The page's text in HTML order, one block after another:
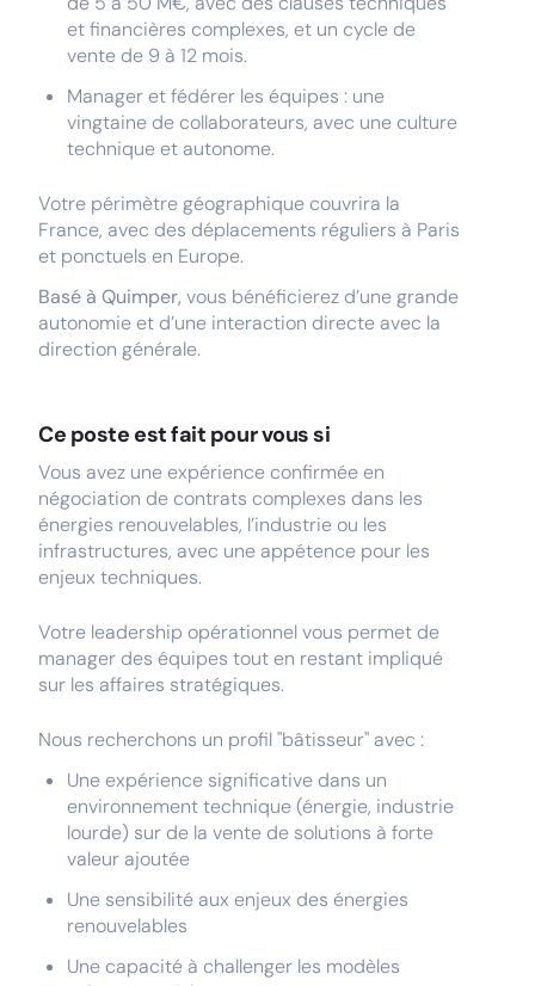
et financières complexes, et un cycle de
vente de 9 à 12 mois.
Manager et fédérer les équipes : une
vingtaine de collaborateurs, avec une culture
technique et autonome.
Votre périmètre géographique couvrira la
France, avec des déplacements réguliers à Paris
et ponctuels en Europe.
Basé à Quimper, vous bénéficierez d’une grande
autonomie et d’une interaction directe avec la
direction générale.
Ce poste est fait pour vous si
Vous avez une expérience confirmée en
négociation de contrats complexes dans les
énergies renouvelables, l’industrie ou les
infrastructures, avec une appétence pour les
enjeux techniques.
Votre leadership opérationnel vous permet de
manager des équipes tout en restant impliqué
sur les affaires stratégiques.
Nous recherchons un profil "bâtisseur" avec :
Une expérience significative dans un
environnement technique (énergie, industrie
lourde) sur de la vente de solutions à forte
valeur ajoutée
Une sensibilité aux enjeux des énergies
renouvelables
Une capacité à challenger les modèles